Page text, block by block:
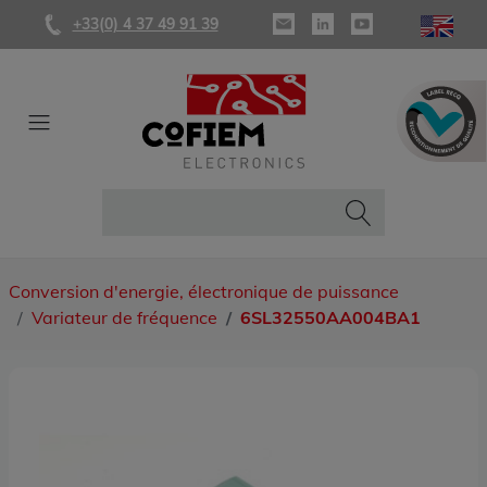
+33(0) 4 37 49 91 39
Conversion d'energie, électronique de puissance
Variateur de fréquence
6SL32550AA004BA1